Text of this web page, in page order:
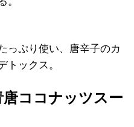
っぷり使い、唐辛子のカ
トックス。
ココナッツスー